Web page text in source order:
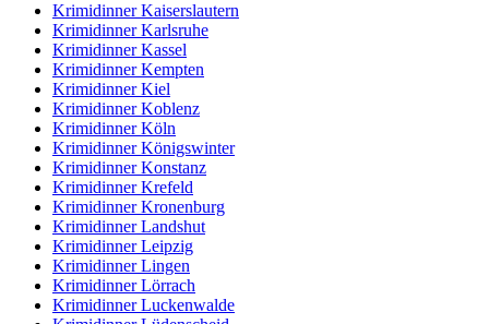
Krimidinner Kaiserslautern
Krimidinner Karlsruhe
Krimidinner Kassel
Krimidinner Kempten
Krimidinner Kiel
Krimidinner Koblenz
Krimidinner Köln
Krimidinner Königswinter
Krimidinner Konstanz
Krimidinner Krefeld
Krimidinner Kronenburg
Krimidinner Landshut
Krimidinner Leipzig
Krimidinner Lingen
Krimidinner Lörrach
Krimidinner Luckenwalde